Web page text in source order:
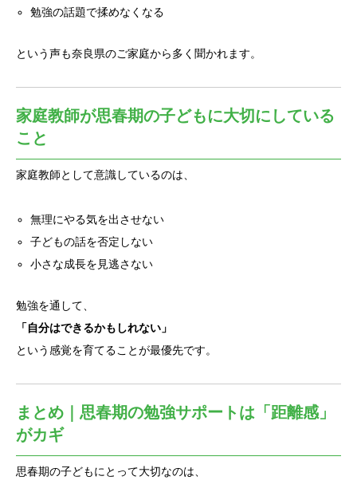
勉強の話題で揉めなくなる
という声も奈良県のご家庭から多く聞かれます。
家庭教師が思春期の子どもに大切にしている
こと
家庭教師として意識しているのは、
無理にやる気を出させない
子どもの話を否定しない
小さな成長を見逃さない
勉強を通して、
「自分はできるかもしれない」
という感覚を育てることが最優先です。
まとめ｜思春期の勉強サポートは「距離感」
がカギ
思春期の子どもにとって大切なのは、